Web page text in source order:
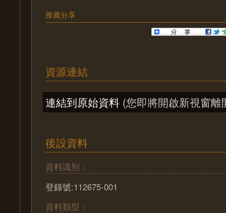
推薦分享
資源連結
連結到原始資料 (您即將開啟新視窗離
後設資料
資料識別：
登錄號:112675-001
資料類型：